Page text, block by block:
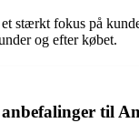
stærkt fokus på
og efter købet.
til